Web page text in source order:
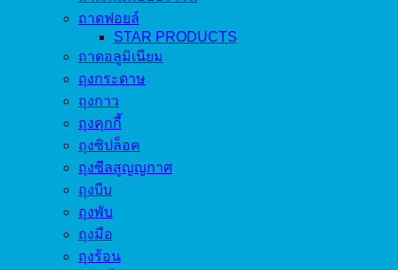
ถาดฟอยล์
STAR PRODUCTS
ถาดอลูมิเนียม
ถุงกระดาษ
ถุงกาว
ถุงคุกกี้
ถุงซิปล็อค
ถุงซีลสูญญกาศ
ถุงบีบ
ถุงพับ
ถุงมือ
ถุงร้อน